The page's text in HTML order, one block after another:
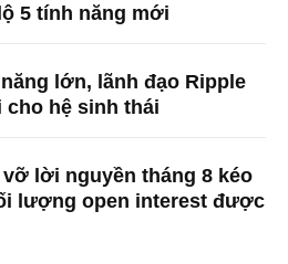
5 tính năng mới
lớn, lãnh đạo Ripple
hệ sinh thái
vỡ lời nguyền tháng 8 kéo
lượng open interest được